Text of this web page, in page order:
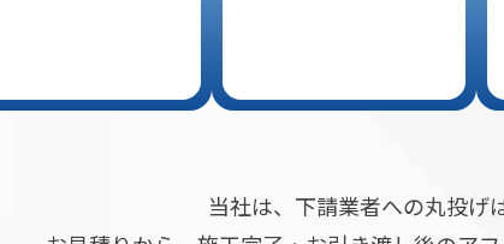
当社は、下請業者への丸投げ